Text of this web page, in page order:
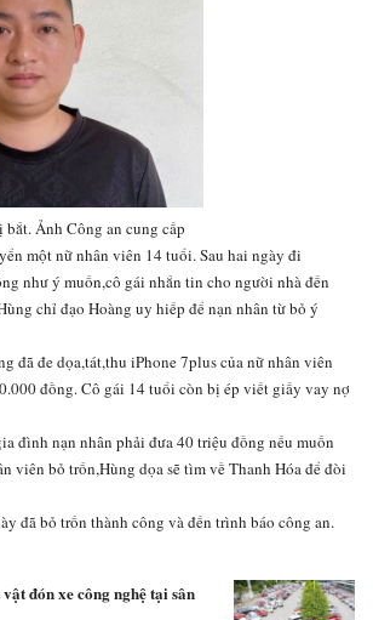
Ảnh Công an cung cấp
một nữ nhân viên 14 tuổi. Sau hai ngày đi
như ý muốn,cô gái nhắn tin cho người nhà đến
chỉ đạo Hoàng uy hiếp để nạn nhân từ bỏ ý
đã đe dọa,tát,thu iPhone 7plus của nữ nhân viên
đồng. Cô gái 14 tuổi còn bị ép viết giấy vay nợ
đình nạn nhân phải đưa 40 triệu đồng nếu muốn
viên bỏ trốn,Hùng dọa sẽ tìm về Thanh Hóa để đòi
đã bỏ trốn thành công và đến trình báo công an.
đón xe công nghệ tại sân